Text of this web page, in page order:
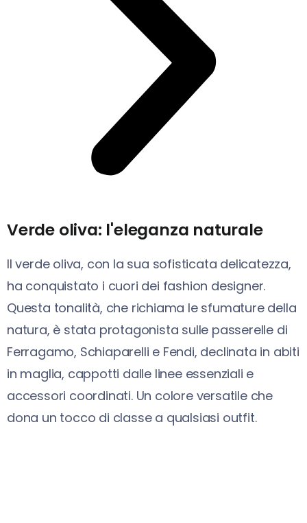
Verde oliva: l'eleganza naturale
Il verde oliva, con la sua sofisticata delicatezza,
ha conquistato i cuori dei fashion designer.
Questa tonalità, che richiama le sfumature della
natura, è stata protagonista sulle passerelle di
Ferragamo, Schiaparelli e Fendi, declinata in abiti
in maglia, cappotti dalle linee essenziali e
accessori coordinati. Un colore versatile che
dona un tocco di classe a qualsiasi outfit.